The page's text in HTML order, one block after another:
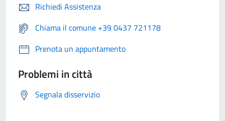
Richiedi Assistenza
Chiama il comune +39 0437 721178
Prenota un appuntamento
Problemi in città
Segnala disservizio